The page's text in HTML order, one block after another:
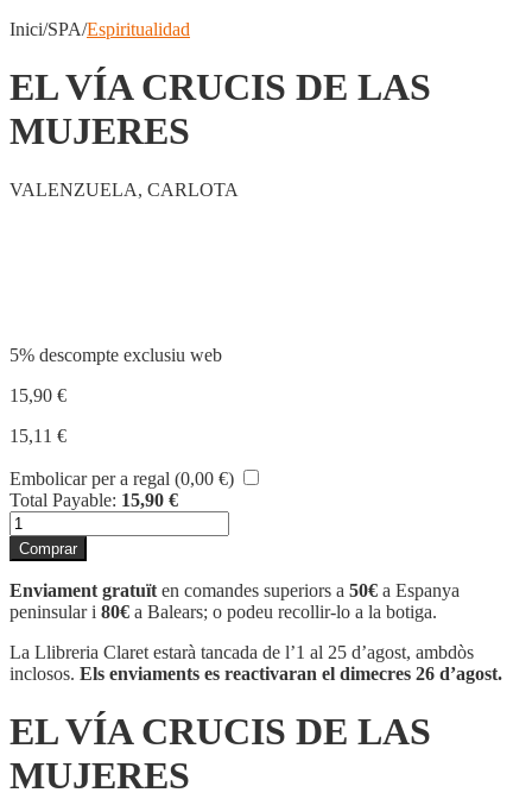
Inici/SPA/Espiritualidad
EL VÍA CRUCIS DE LAS
MUJERES
VALENZUELA, CARLOTA
5% descompte exclusiu web
15,90 €
15,11 €
Embolicar per a regal (0,00 €)
Total Payable: 15,90 €
quantitat
de
EL
VÍA
CRUCIS
DE
LAS
MUJERES
Comprar
Enviament gratuït en comandes superiors a 50€ a Espanya
peninsular i 80€ a Balears; o podeu recollir-lo a la botiga.
La Llibreria Claret estarà tancada de l’1 al 25 d’agost, ambdòs
inclosos. Els enviaments es reactivaran el dimecres 26 d’agost.
EL VÍA CRUCIS DE LAS
MUJERES